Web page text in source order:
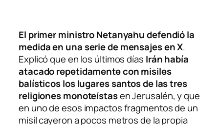
El primer ministro Netanyahu defendió la
medida en una serie de mensajes en X.
Explicó que en los últimos días Irán había
atacado repetidamente con misiles
balísticos los lugares santos de las tres
religiones monoteístasen Jerusalén, y que
en uno de esos impactos fragmentos de un
misil cayeron a pocos metros de la propia